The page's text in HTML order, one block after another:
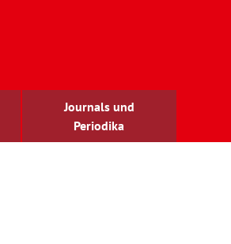
Journals und
Periodika